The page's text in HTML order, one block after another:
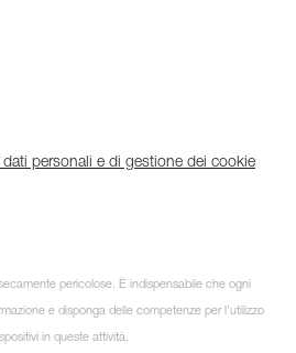
personali e di gestione dei cookie
pericolose. È indispensabile che ogni
e disponga delle competenze per l’utilizzo
in queste attività.